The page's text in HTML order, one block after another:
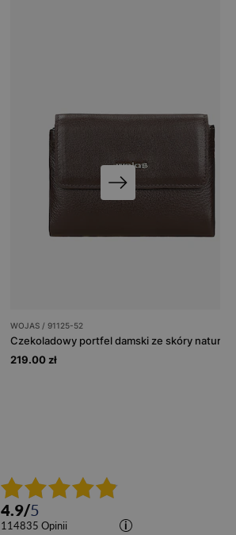
WOJAS / 91125-52
Czekoladowy portfel damski ze skóry
219.00 zł
4.9/5
114835 opinii